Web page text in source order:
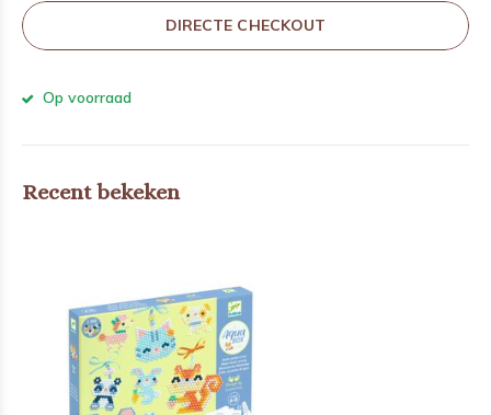
DIRECTE CHECKOUT
Op voorraad
Recent bekeken